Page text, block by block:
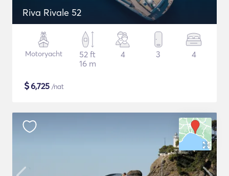
Riva Rivale 52
Motoryacht
52 ft
16 m
4 3 4
$6,725 /nat